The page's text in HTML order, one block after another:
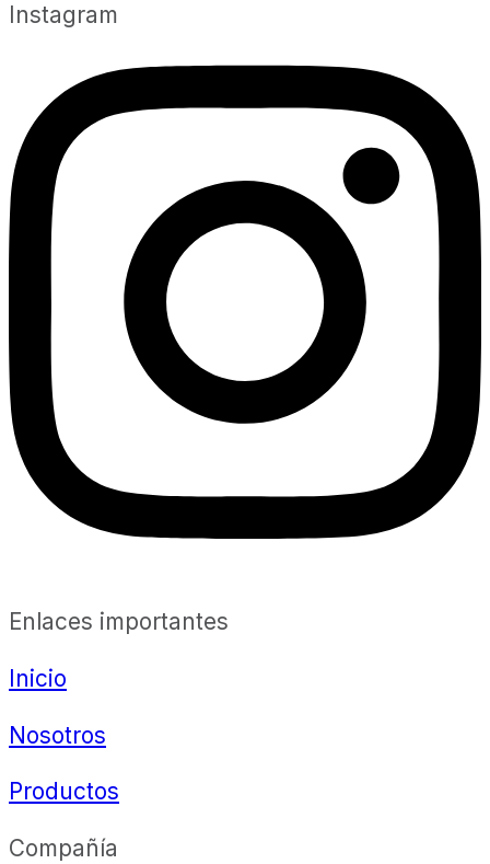
Instagram
Enlaces importantes
Inicio
Nosotros
Productos
Compañía